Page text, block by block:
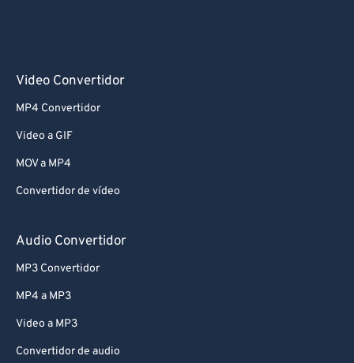
Video Convertidor
MP4 Convertidor
Video a GIF
MOV a MP4
Convertidor de vídeo
Audio Convertidor
MP3 Convertidor
MP4 a MP3
Video a MP3
Convertidor de audio